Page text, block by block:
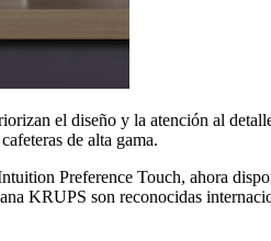
el diseño y la atención al
de alta gama.
Preference Touch, ahora
KRUPS son reconocidas